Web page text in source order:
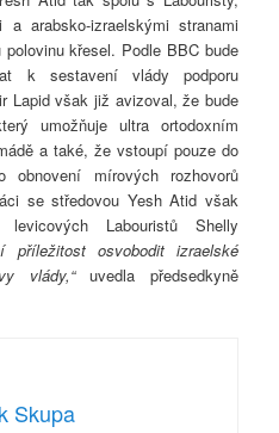
arabsko-izraelskými stranami
křesel. Podle BBC bude
k sestavení vlády podporu
Lapid však již avizoval, že bude
umožňuje ultra ortodoxním
a také, že vstoupí pouze do
mírových rozhovorů
se středovou Yesh Atid však
Labouristů Shelly
příležitost osvobodit izraelské
vlády,“uvedla předsedkyně
Skupa